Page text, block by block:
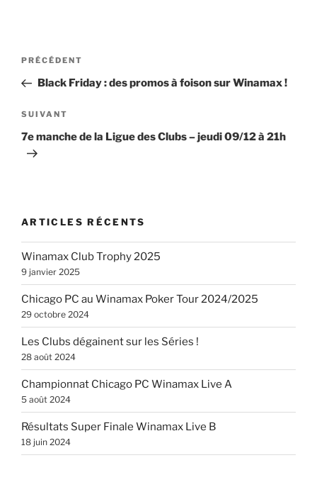
Navigation
l’article
Article
précédent
PRÉCÉDENT
Black Friday : des promos à foison sur Winamax !
Article
suivant
SUIVANT
7e manche de la Ligue des Clubs – jeudi 09/12 à 21h
ARTICLES RÉCENTS
Winamax Club Trophy 2025
9 janvier 2025
Chicago PC au Winamax Poker Tour 2024/2025
29 octobre 2024
Les Clubs dégainent sur les Séries !
28 août 2024
Championnat Chicago PC Winamax Live A
5 août 2024
Résultats Super Finale Winamax Live B
18 juin 2024